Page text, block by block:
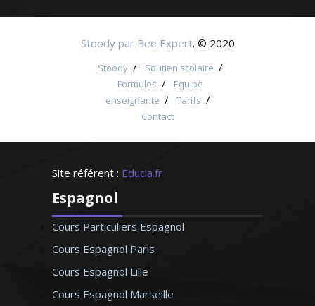
Stoody par Bee Expert. © 2020
Stoody / Soutien scolaire /
Formules /
Equipe
enseignante / Tarifs /
Contact
Site référent : Educia.fr
Espagnol
Cours Particuliers Espagnol
Cours Espagnol Paris
Cours Espagnol Lille
Cours Espagnol Marseille